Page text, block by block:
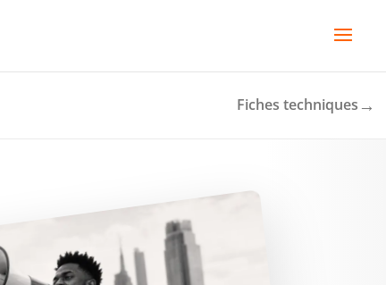
Fiches techniques →